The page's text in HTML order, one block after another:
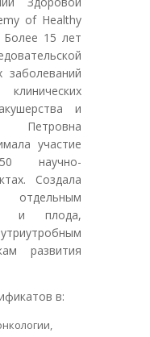
of Healthy
Более 15 лет
заболеваний
и
Петровна
участие
научно-
Создала
и плода,
развития
в: